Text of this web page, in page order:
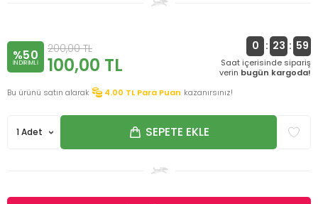
%50
INDIRIMLI
200,00TL
100,00 TL
0 : 23 : 59
Saat içerisinde sipariş
verin bugün kargoda!
Bu ürünü satın alarak
4.00 TL Para Puan kazanırsınız!
SEPETE EKLE